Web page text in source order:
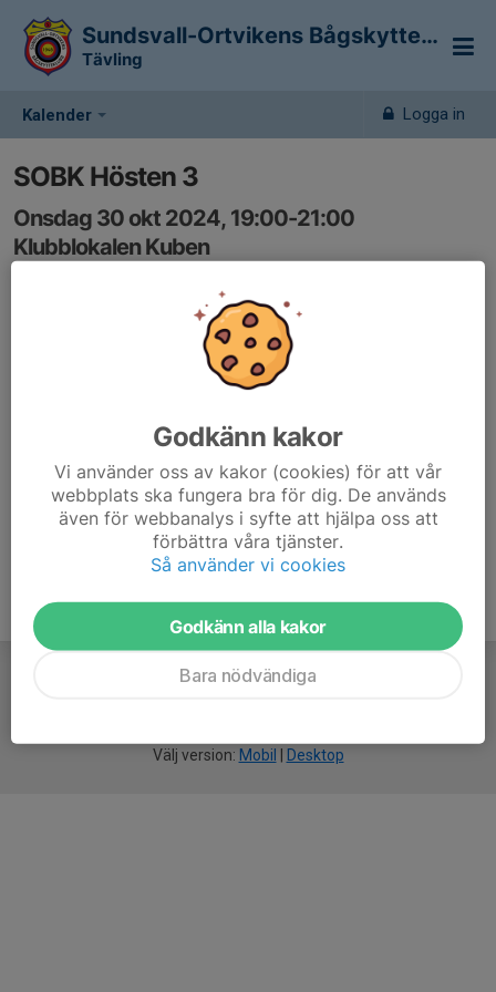
Kalender Logga in
Sundsvall-Ortvikens Bågskytteklubb
Tävling
SOBK Hösten 3
Onsdag 30 okt 2024, 19:00-21:00
Klubblokalen Kuben
Inbjudan till Kvällstävling SOBK hösten 3 2024.pdf
Välj version: Mobil Desktop
Godkänn kakor
Vi använder oss av kakor (cookies) för att vår
webbplats ska fungera bra för dig. De används
även för webbanalys i syfte att hjälpa oss att
förbättra våra tjänster.
Så använder vi cookies
Godkänn alla kakor
Bara nödvändiga